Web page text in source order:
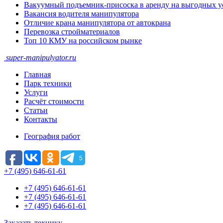
Вакуумный подъемник-присоска в аренду на выгодных
Вакансия водителя манипулятора
Отличие крана манипулятора от автокрана
Перевозка стройматериалов
Топ 10 КМУ на российском рынке
super-manipulyator.ru
Главная
Парк техники
Услуги
Расчёт стоимости
Статьи
Контакты
География работ
5
+7 (495) 646-61-61
+7 (495) 646-61-61
+7 (495) 646-61-61
+7 (495) 646-61-61